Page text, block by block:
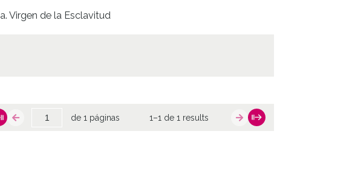
Virgen de la Esclavitud
de 1 páginas 1–1 de 1 results